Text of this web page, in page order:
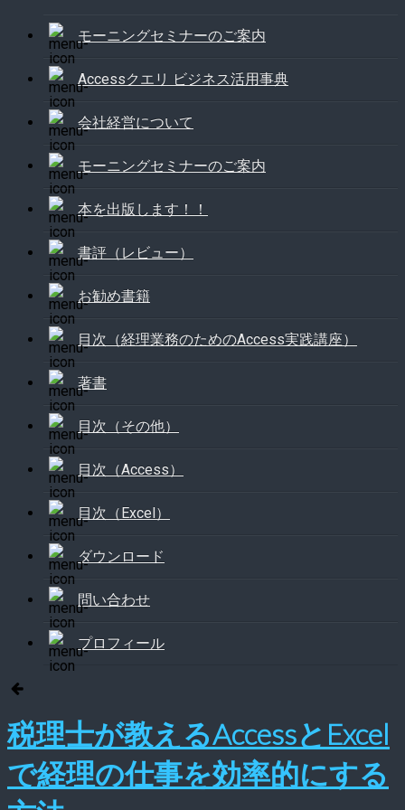
モーニングセミナーのご案内
Accessクエリ ビジネス活用事典
会社経営について
モーニングセミナーのご案内
本を出版します！！
書評（レビュー）
お勧め書籍
目次（経理業務のためのAccess実践講座）
著書
目次（その他）
目次（Access）
目次（Excel）
ダウンロード
問い合わせ
プロフィール
税理士が教えるAccessとExcel
で経理の仕事を効率的にする